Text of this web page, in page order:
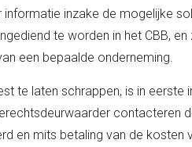
inzake de mogelijke
te worden in het CBB,
een bepaalde onderneming.
te laten schrappen, is in
contacteren
en mits betaling van de